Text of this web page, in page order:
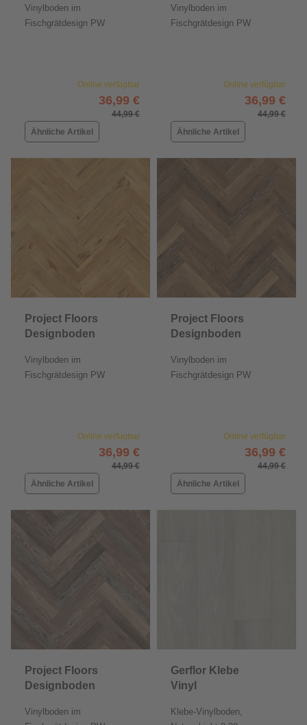
Vinylboden im
Fischgrätdesign PW
Online verfügbar
36,99 €
44,99 €
Ähnliche Artikel
Vinylboden im
Fischgrätdesign PW
Online verfügbar
36,99 €
44,99 €
Ähnliche Artikel
Project Floors
Designboden
Vinylboden im
Fischgrätdesign PW
Online verfügbar
36,99 €
44,99 €
Ähnliche Artikel
Project Floors
Designboden
Vinylboden im
Fischgrätdesign PW
Online verfügbar
36,99 €
44,99 €
Ähnliche Artikel
Project Floors
Designboden
Vinylboden im
Gerflor Klebe
Vinyl
Klebe-Vinylboden,